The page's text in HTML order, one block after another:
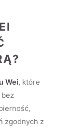
Wei, które
bez
zgodnych z